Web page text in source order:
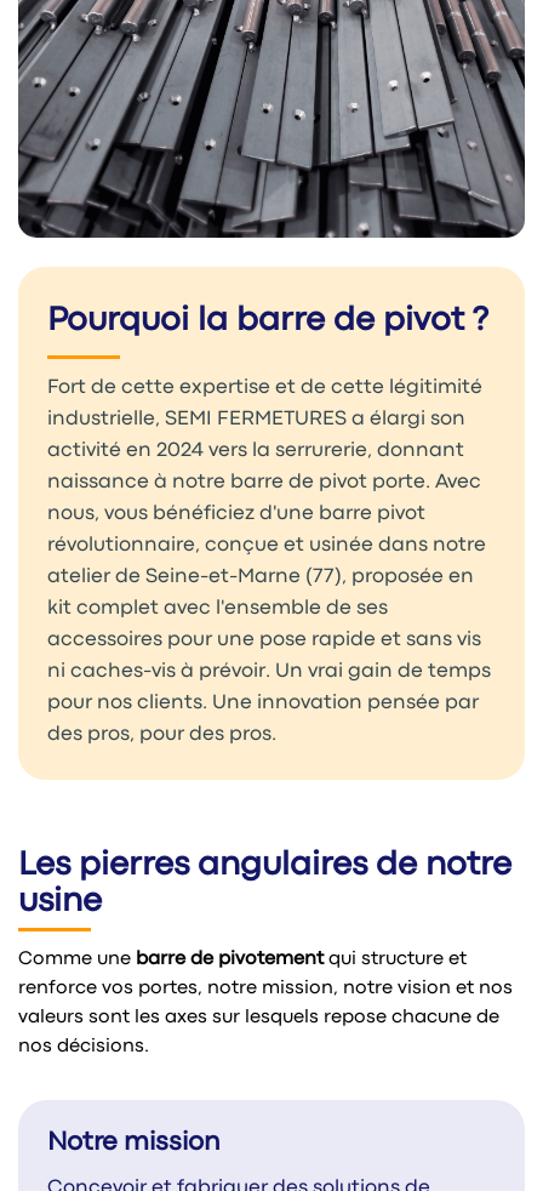
Pourquoi la barre de pivot ?
Fort de cette expertise et de cette légitimité
industrielle, SEMI FERMETURES a élargi son
activité en 2024 vers la serrurerie, donnant
naissance à notre barre de pivot porte. Avec
nous, vous bénéficiez d'une barre pivot
révolutionnaire, conçue et usinée dans notre
atelier de Seine-et-Marne (77), proposée en
kit complet avec l'ensemble de ses
accessoires pour une pose rapide et sans vis
ni caches-vis à prévoir. Un vrai gain de temps
pour nos clients. Une innovation pensée par
des pros, pour des pros.
Les pierres angulaires de notre
usine
Comme une barre de pivotementqui structure et
renforce vos portes, notre mission, notre vision et nos
valeurs sont les axes sur lesquels repose chacune de
nos décisions.
Notre mission